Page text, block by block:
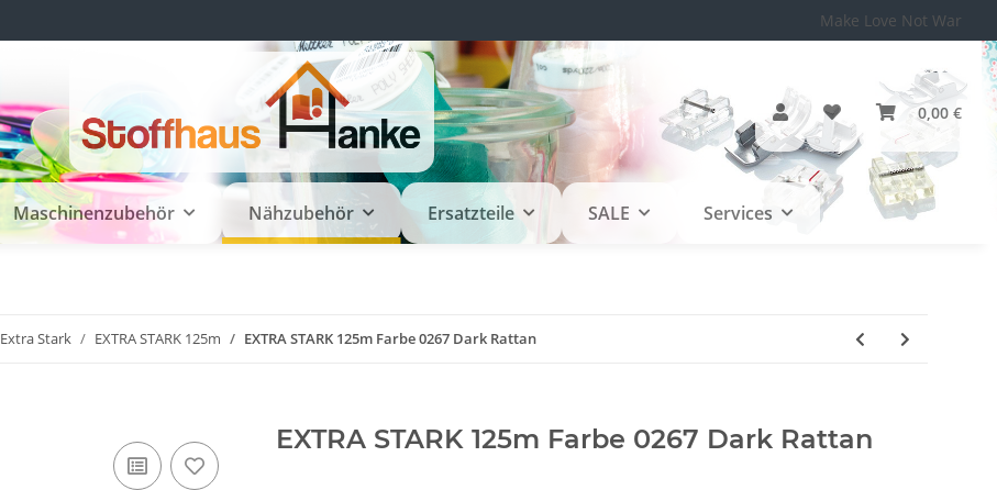
Make Love Not War
0,00 €
Maschinenzubehör Nähzubehör Ersatzteile SALE Services
Extra Stark EXTRA STARK 125m EXTRA STARK 125m Farbe 0267 Dark Rattan
EXTRA STARK 125m Farbe 0267 Dark Rattan